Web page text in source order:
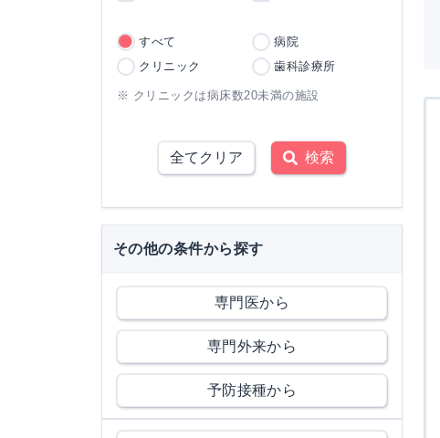
すべて
病院
クリニック
歯科診療所
※ クリニックは病床数20未満の施設
全てクリア 検索
その他の条件から探す
専門医から
専門外来から
予防接種から